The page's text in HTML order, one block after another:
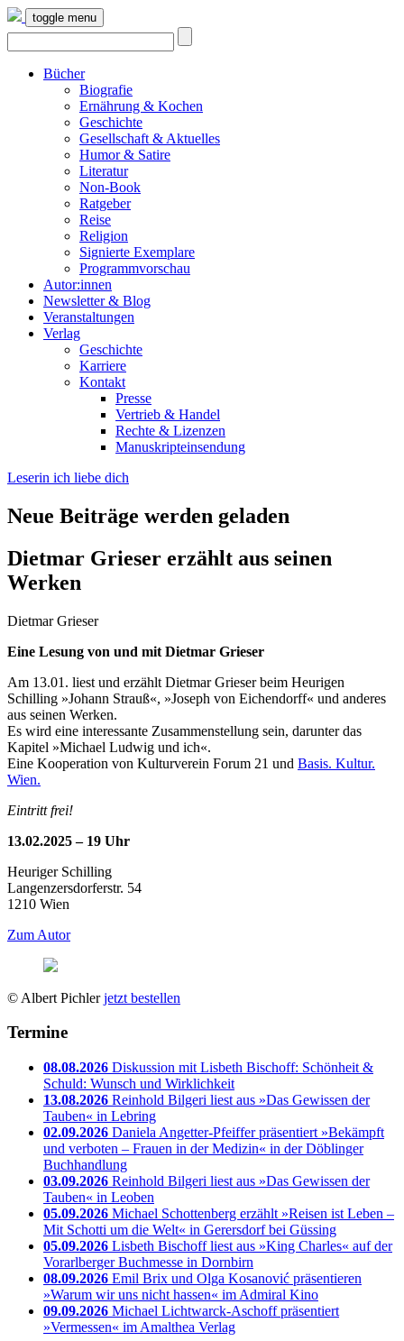
toggle menu
Bücher
Biografie
Ernährung & Kochen
Geschichte
Gesellschaft & Aktuelles
Humor & Satire
Literatur
Non-Book
Ratgeber
Reise
Religion
Signierte Exemplare
Programmvorschau
Autor:innen
Newsletter & Blog
Veranstaltungen
Verlag
Geschichte
Karriere
Kontakt
Presse
Vertrieb & Handel
Rechte & Lizenzen
Manuskripteinsendung
Leserin ich liebe dich
Neue Beiträge werden geladen
Dietmar Grieser erzählt aus seinen
Werken
Dietmar Grieser
Eine Lesung von und mit Dietmar Grieser
Am 13.01. liest und erzählt Dietmar Grieser beim Heurigen
Schilling »Johann Strauß«, »Joseph von Eichendorff« und anderes
aus seinen Werken.
Es wird eine interessante Zusammenstellung sein, darunter das
Kapitel »Michael Ludwig und ich«.
Eine Kooperation von Kulturverein Forum 21 und Basis. Kultur.
Wien.
Eintritt frei!
13.02.2025 – 19 Uhr
Heuriger Schilling
Langenzersdorferstr. 54
1210 Wien
Zum Autor
© Albert Pichler jetzt bestellen
Termine
08.08.2026 Diskussion mit Lisbeth Bischoff: Schönheit &
Schuld: Wunsch und Wirklichkeit
13.08.2026 Reinhold Bilgeri liest aus »Das Gewissen der
Tauben« in Lebring
02.09.2026 Daniela Angetter-Pfeiffer präsentiert »Bekämpft
und verboten – Frauen in der Medizin« in der Döblinger
Buchhandlung
03.09.2026 Reinhold Bilgeri liest aus »Das Gewissen der
Tauben« in Leoben
05.09.2026 Michael Schottenberg erzählt »Reisen ist Leben –
Mit Schotti um die Welt« in Gerersdorf bei Güssing
05.09.2026 Lisbeth Bischoff liest aus »King Charles« auf der
Vorarlberger Buchmesse in Dornbirn
08.09.2026 Emil Brix und Olga Kosanović präsentieren
»Warum wir uns nicht hassen« im Admiral Kino
09.09.2026 Michael Lichtwarck-Aschoff präsentiert
»Vermessen« im Amalthea Verlag